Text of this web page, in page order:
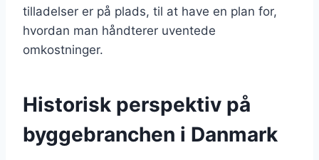
tilladelser er på plads, til at have en plan for,
hvordan man håndterer uventede
omkostninger.
Historisk perspektiv på
byggebranchen i Danmark